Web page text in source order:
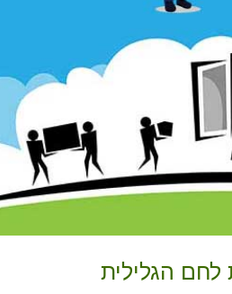
לחם הגלילית